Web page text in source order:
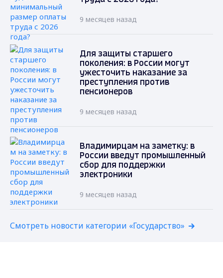
9 месяцев назад
Для защиты старшего
поколения: в России могут
ужесточить наказание за
преступления против
пенсионеров
9 месяцев назад
Владимирцам на заметку: в
России введут промышленный
сбор для поддержки
электроники
9 месяцев назад
Смотреть новости категории «Государство»